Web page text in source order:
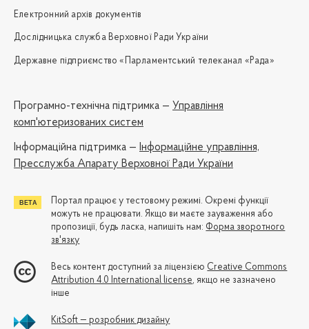
Електронний архів документів
Дослідницька служба Верховної Ради України
Державне підприємство «Парламентський телеканал «Рада»
Програмно-технічна підтримка — Управління
комп'ютеризованих систем
Iнформаційна підтримка — Інформаційне управління,
Пресслужба Апарату Верховної Ради України
Портал працює у тестовому режимі. Окремі функції
можуть не працювати. Якщо ви маєте зауваження або
пропозиції, будь ласка, напишіть нам: Форма зворотного
зв'язку
Весь контент доступний за ліцензією Creative Commons
Attribution 4.0 International license, якщо не зазначено
інше
KitSoft — розробник дизайну